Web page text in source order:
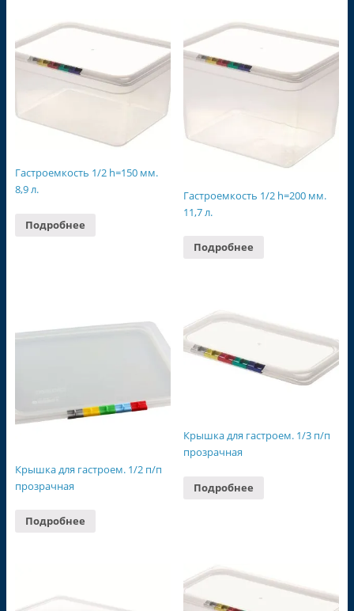
Гастроемкость 1/2 h=150 мм.
8,9 л.
Подробнее
Гастроемкость 1/2 h=200 мм.
11,7 л.
Подробнее
Крышка для гастроем. 1/2 п/п
прозрачная
Подробнее
Крышка для гастроем. 1/3 п/п
прозрачная
Подробнее